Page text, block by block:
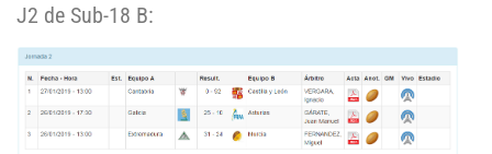
J2 de Sub-18 B: